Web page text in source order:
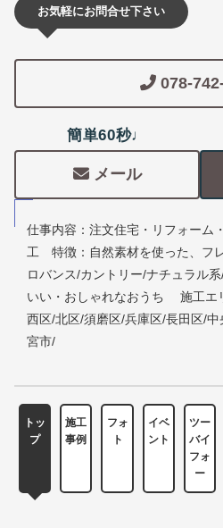
お気軽にお問合せ下さい
078-
簡単60秒♩
メール
仕事内容：注文住宅・リフォーム
工 特徴：自然素材を使った、フ
ロバンス/カントリー/ナチュラル
いい・おしゃれなおうち 施工エ
西区/北区/須磨区/兵庫区/長田区/
宮市/
トッ
プ
施工
事例
フォ
ト
イベ
ント
ツー
バイ
フォ
ー